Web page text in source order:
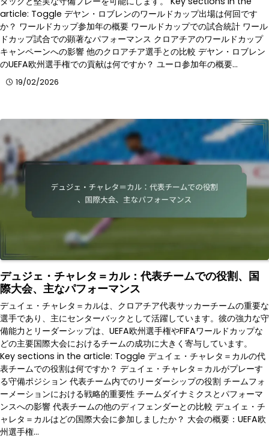
article: Toggle デヤン・ロブレンのワールドカップ出場は何回です
か？ ワールドカップ参加年の概要 ワールドカップでの試合統計 ワール
ドカップ試合での顕著なパフォーマンス クロアチアのワールドカップ
キャンペーンへの影響 他のクロアチア選手との比較 デヤン・ロブレン
のUEFA欧州選手権での貢献は何ですか？ ユーロ参加年の概要…
19/02/2026
デュジェ・チャレタ＝カル：代表チームでの役割、国
際大会、主なパフォーマンス
デュイェ・チャレタ＝カルは、クロアチア代表サッカーチームの重要な
選手であり、主にセンターバックとして活躍しています。彼の強力な守
備能力とリーダーシップは、UEFA欧州選手権やFIFAワールドカップな
どの主要国際大会におけるチームの成功に大きく寄与しています。
Key sections in the article: Toggle デュイェ・チャレタ＝カルの代
表チームでの役割は何ですか？ デュイェ・チャレタ＝カルがプレーす
る守備ポジション 代表チーム内でのリーダーシップの役割 チームフォ
ーメーションにおける戦略的重要性 チームダイナミクスとパフォーマ
ンスへの影響 代表チームの他のディフェンダーとの比較 デュイェ・チ
ャレタ＝カルはどの国際大会に参加しましたか？ 大会の概要：UEFA欧
州選手権…